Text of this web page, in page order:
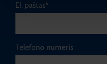
El. paštas*
Telefono numeris